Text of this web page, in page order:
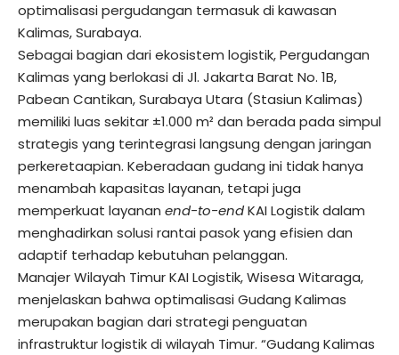
optimalisasi pergudangan termasuk di kawasan
Kalimas, Surabaya.
Sebagai bagian dari ekosistem logistik, Pergudangan
Kalimas yang berlokasi di Jl. Jakarta Barat No. 1B,
Pabean Cantikan, Surabaya Utara (Stasiun Kalimas)
memiliki luas sekitar ±1.000 m² dan berada pada simpul
strategis yang terintegrasi langsung dengan jaringan
perkeretaapian. Keberadaan gudang ini tidak hanya
menambah kapasitas layanan, tetapi juga
memperkuat layanan end-to-endKAI Logistik dalam
menghadirkan solusi rantai pasok yang efisien dan
adaptif terhadap kebutuhan pelanggan.
Manajer Wilayah Timur KAI Logistik, Wisesa Witaraga,
menjelaskan bahwa optimalisasi Gudang Kalimas
merupakan bagian dari strategi penguatan
infrastruktur logistik di wilayah Timur. “Gudang Kalimas